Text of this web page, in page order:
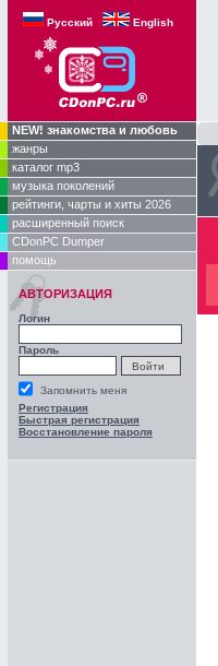
Русский English
NEW! знакомства и любовь
жанры
каталог mp3
музыка поколений
рейтинги, чарты и хиты 2026
расширенный поиск
CDonPC Dumper
помощь
АВТОРИЗАЦИЯ
Логин
Пароль
Запомнить меня
Регистрация
Быстрая регистрация
Восстановление пароля